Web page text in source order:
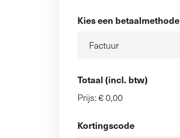
Kies een betaalmethode
Totaal (incl. btw)
Prijs: € 0,00
Kortingscode